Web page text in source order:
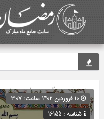
صفحه اصلی» گروه »دعاهای رمضان
شناسه : 16155